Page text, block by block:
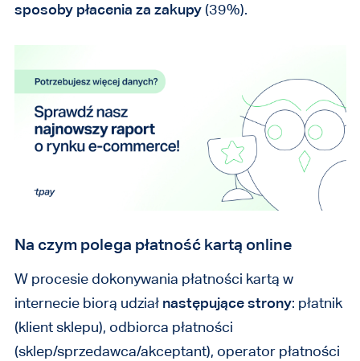
sposoby płacenia za zakupy (39%).
Na czym polega płatność kartą online
W procesie dokonywania płatności kartą w
internecie biorą udział następujące strony: płatnik
(klient sklepu), odbiorca płatności
(sklep/sprzedawca/akceptant), operator płatności